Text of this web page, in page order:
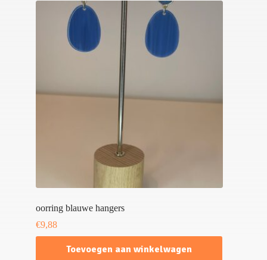
oorring blauwe hangers
€9,88
Toevoegen aan winkelwagen